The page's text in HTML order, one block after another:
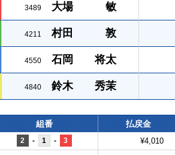
3489 大場 敏
4211 村田 敦
4550 石岡 将太
4840 鈴木 秀茉
組番 払戻金
2 - 1 - 3 ¥4,010